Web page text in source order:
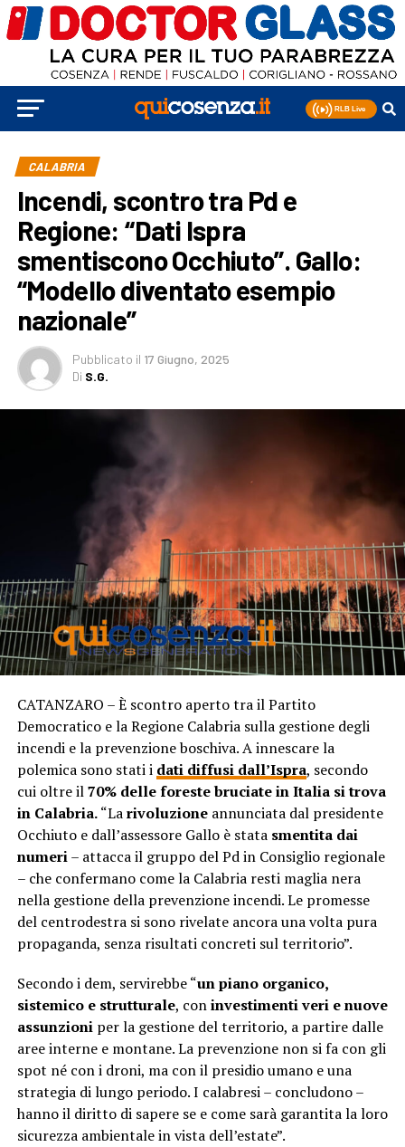
CALABRIA
Incendi, scontro tra Pd e
Regione: “Dati Ispra
smentiscono Occhiuto”. Gallo:
“Modello diventato esempio
nazionale”
Pubblicato il 17 Giugno, 2025
Di S.G.
CATANZARO – È scontro aperto tra il Partito
Democratico e la Regione Calabria sulla gestione degli
incendi e la prevenzione boschiva. A innescare la
polemica sono stati i dati diffusi dall’Ispra, secondo
cui oltre il70% delle foreste bruciate in Italia si trova
in Calabria.“Larivoluzioneannunciata dal presidente
Occhiuto e dall’assessore Gallo è stata smentita dai
numeri– attacca il gruppo del Pd in Consiglio regionale
– che confermano come la Calabria resti maglia nera
nella gestione della prevenzione incendi. Le promesse
del centrodestra si sono rivelate ancora una volta pura
propaganda, senza risultati concreti sul territorio”.
Secondo i dem, servirebbe “un piano organico,
sistemico e strutturale, coninvestimenti veri e nuove
assunzioniper la gestione del territorio, a partire dalle
aree interne e montane. La prevenzione non si fa con gli
spot né con i droni, ma con il presidio umano e una
strategia di lungo periodo. I calabresi – concludono –
hanno il diritto di sapere se e come sarà garantita la loro
sicurezza ambientale in vista dell’estate”.